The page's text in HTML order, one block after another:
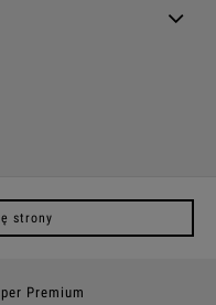
strony
Premium